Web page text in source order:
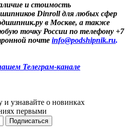
и стоимость
Dinroll для любых сфер
в Москве, а также
точку России по телефону +7
почте info@podshipnik.ru.
Телеграм-канале
узнавайте о новинках
первыми